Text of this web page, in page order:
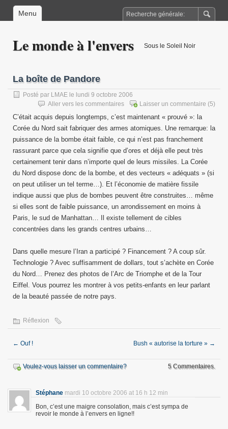
Menu
Le monde à l'envers Sous le Soleil Noir
La boîte de Pandore
Posté par LMAE le lundi 9 octobre 2006
Laisser un commentaire (5)
Aller vers les commentaires
C’était acquis depuis longtemps, c’est maintenant « prouvé »: la
Corée du Nord sait fabriquer des armes atomiques. Une remarque: la
puissance de la bombe était faible, ce qui n’est pas franchement
rassurant parce que cela signifie que d’ores et déjà elle peut très
certainement tenir dans n’importe quel de leurs missiles. La Corée
du Nord dispose donc de la bombe, et des vecteurs « adéquats » (si
on peut utiliser un tel terme…). Et l’économie de matière fissile
indique aussi que plus de bombes peuvent être construites… même
si elles sont de faible puissance, un arrondissement en moins à
Paris, le sud de Manhattan… Il existe tellement de cibles
concentrées dans les grands centres urbains…
Dans quelle mesure l’Iran a participé ? Financement ? A coup sûr.
Technologie ? Avec suffisamment de dollars, tout s’achète en Corée
du Nord… Prenez des photos de l’Arc de Triomphe et de la Tour
Eiffel. Vous pourrez les montrer à vos petits-enfants en leur parlant
de la beauté passée de notre pays.
Réflexion
← Ouf ! Bush « autorise la torture » →
Voulez-vous laisser un commentaire? 5 Commentaires.
Stéphane mardi 10 octobre 2006 at 16 h 12 min
Bon, c’est une maigre consolation, mais c’est sympa de
revoir le monde à l’envers en ligne!!